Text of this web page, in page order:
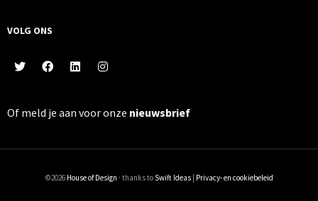
VOLG ONS
Of meld je aan voor onze nieuwsbrief
©2026 House of Design · thanks to Swift Ideas| Privacy- en cookiebeleid